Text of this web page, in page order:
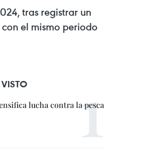
tras registrar un
el mismo periodo
lucha contra la pesca